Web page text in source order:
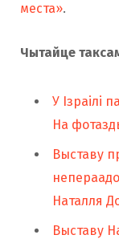
места».
Чытайце
У Ізраілі
На
Выставу
Наталля
Выставу